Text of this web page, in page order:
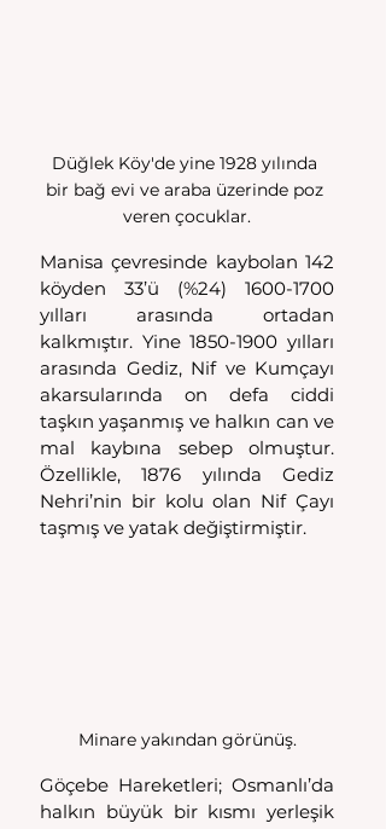
Düğlek Köy'de yine 1928 yılında
bir bağ evi ve araba üzerinde poz
veren çocuklar.
Manisa çevresinde kaybolan 142
köyden 33’ü (%24) 1600-1700
yılları arasında ortadan
kalkmıştır. Yine 1850-1900 yılları
arasında Gediz, Nif ve Kumçayı
akarsularında on defa ciddi
taşkın yaşanmış ve halkın can ve
mal kaybına sebep olmuştur.
Özellikle, 1876 yılında Gediz
Nehri’nin bir kolu olan Nif Çayı
taşmış ve yatak değiştirmiştir.
Minare yakından görünüş.
Göçebe Hareketleri; Osmanlı’da
halkın büyük bir kısmı yerleşik